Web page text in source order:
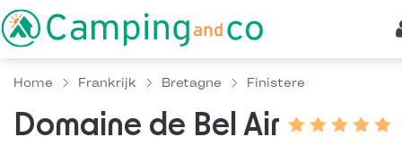
Home Frankrijk Bretagne Finistere
Domaine de Bel Air